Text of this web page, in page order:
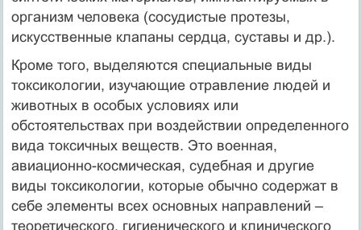
организм человека (сосудистые протезы,
искусственные клапаны сердца, суставы и др.).
Кроме того, выделяются специальные виды
токсикологии, изучающие отравление людей и
животных в особых условиях или
обстоятельствах при воздействии определенного
вида токсичных веществ. Это военная,
авиационно-космическая, судебная и другие
виды токсикологии, которые обычно содержат в
себе элементы всех основных направлений –
теоретического, гигиенического и клинического